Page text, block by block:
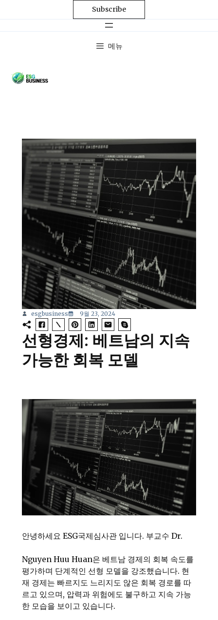
Subscribe
메뉴
esgbusiness 9월 23, 2024
선형경제: 베트남의 지속
가능한 회복 모델
안녕하세요 ESG국제심사관 입니다. 부교수 Dr.
Nguyen Huu Huan은 베트남 경제의 회복 속도를
평가하며 단계적인 선형 모델을 강조했습니다. 현
재 경제는 빠르지도 느리지도 않은 회복 경로를 따
르고 있으며, 압력과 위험에도 불구하고 지속 가능
한 모습을 보이고 있습니다.